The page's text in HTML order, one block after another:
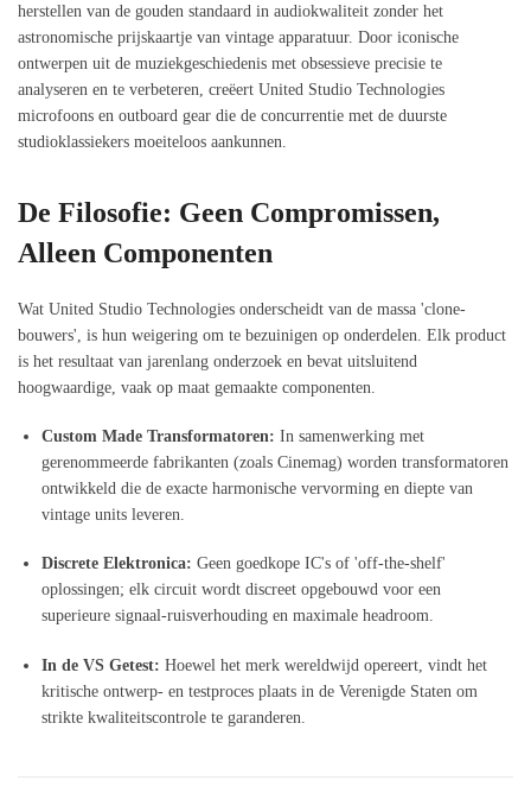
herstellen van de gouden standaard in audiokwaliteit zonder het
astronomische prijskaartje van vintage apparatuur. Door iconische
ontwerpen uit de muziekgeschiedenis met obsessieve precisie te
analyseren en te verbeteren, creëert United Studio Technologies
microfoons en outboard gear die de concurrentie met de duurste
studioklassiekers moeiteloos aankunnen.
De Filosofie: Geen Compromissen,
Alleen Componenten
Wat United Studio Technologies onderscheidt van de massa 'clone-
bouwers', is hun weigering om te bezuinigen op onderdelen. Elk product
is het resultaat van jarenlang onderzoek en bevat uitsluitend
hoogwaardige, vaak op maat gemaakte componenten.
Custom Made Transformatoren: In samenwerking met
gerenommeerde fabrikanten (zoals Cinemag) worden transformatoren
ontwikkeld die de exacte harmonische vervorming en diepte van
vintage units leveren.
Discrete Elektronica: Geen goedkope IC's of 'off-the-shelf'
oplossingen; elk circuit wordt discreet opgebouwd voor een
superieure signaal-ruisverhouding en maximale headroom.
In de VS Getest: Hoewel het merk wereldwijd opereert, vindt het
kritische ontwerp- en testproces plaats in de Verenigde Staten om
strikte kwaliteitscontrole te garanderen.